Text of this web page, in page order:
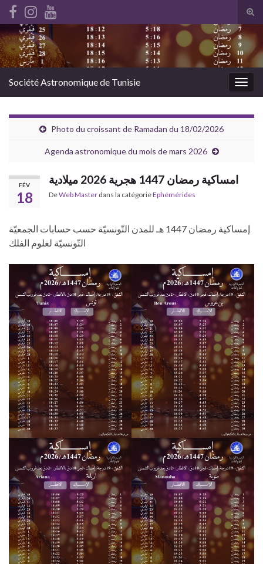
Search for:
Société Astronomique de Tunisie
Photo du croissant de Ramadan du 18/02/2026
Agenda astronomique du mois de mars 2026
FÉV
18
امساكية رمضان 1447 هجرية 2026 ميلادية
DeWeb Master dans la catégorieEphémérides
إمساكية رمضان 1447 هـ للمدن التّونسيّة حسب حسابات الجمعيّة
التّونسيّة لعلوم الفلك